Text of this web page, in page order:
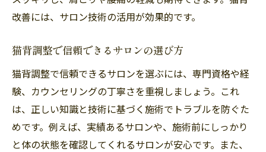
改善には、サロン技術の活用が効果的です。
猫背調整で信頼できるサロンの選び方
猫背調整で信頼できるサロンを選ぶには、専門資格や経
験、カウンセリングの丁寧さを重視しましょう。これ
は、正しい知識と技術に基づく施術でトラブルを防ぐた
めです。例えば、実績あるサロンや、施術前にしっかり
と体の状態を確認してくれるサロンが安心です。また、